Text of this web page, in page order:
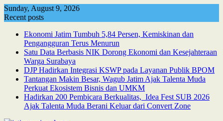
Skip
to
Sunday, August 9, 2026
Recent posts
Ekonomi Jatim Tumbuh 5,84 Persen, Kemiskinan dan
Pengangguran Terus Menurun
Satu Data Berbasis NIK Dorong Ekonomi dan Kesejahteraan
Warga Surabaya
DJP Hadirkan Integrasi KSWP pada Layanan Publik BPOM
Tantangan Makin Besar, Wagub Jatim Ajak Talenta Muda
Perkuat Ekosistem Bisnis dan UMKM
Hadirkan 200 Pembicara Berkualitas, Idea Fest SUB 2026
Ajak Talenta Muda Berani Keluar dari Convert Zone